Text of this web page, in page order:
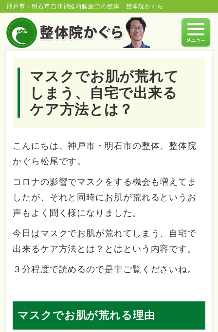
神戸市・明石市自律神経内臓疲労の整体 整体院かぐら
マスクでお肌が荒れて
しまう、自宅で出来る
ケア方法とは？
こんにちは、神戸市・明石市の整体、整体院
かぐら松尾です。
コロナの影響でマスクをする機会も増えてま
したが、それと同時にお肌が荒れるというお
声もよく聞く様になりました。
今日はマスクでお肌が荒れてしまう、自宅で
出来るケア方法とは？とはという内容です。
３分程度で読めるので是非ご覧くださいね。
マスクでお肌が荒れる理由